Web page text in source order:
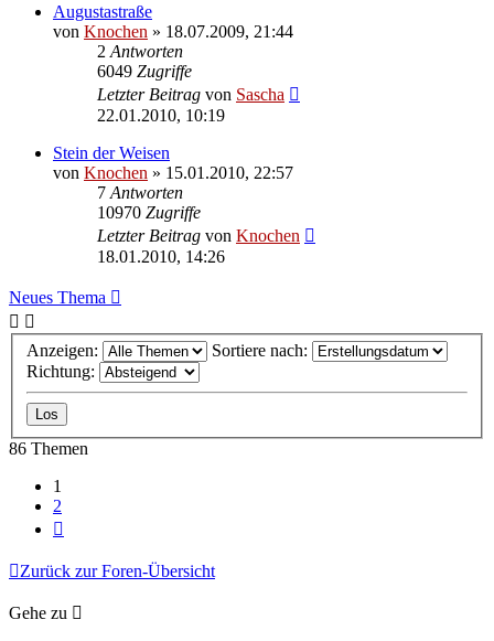
Augustastraße
von Knochen » 18.07.2009, 21:44
2 Antworten
6049 Zugriffe
Letzter Beitrag von Sascha
22.01.2010, 10:19
Stein der Weisen
von Knochen » 15.01.2010, 22:57
7 Antworten
10970 Zugriffe
Letzter Beitrag von Knochen
18.01.2010, 14:26
Neues Thema
Anzeigen:
Sortiere nach:
Richtung:
86 Themen
1
2
Zurück zur Foren-Übersicht
Gehe zu